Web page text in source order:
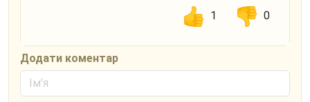
1 0
Додати коментар